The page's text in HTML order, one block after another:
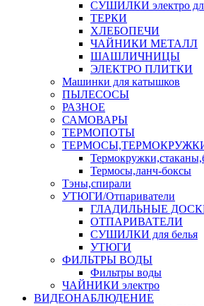
СУШИЛКИ электро
ТЕРКИ
ХЛЕБОПЕЧИ
ЧАЙНИКИ МЕТАЛЛ
ШАШЛИЧНИЦЫ
ЭЛЕКТРО ПЛИТКИ
Машинки для катышков
ПЫЛЕСОСЫ
РАЗНОЕ
САМОВАРЫ
ТЕРМОПОТЫ
Термосы,ланч-боксы
Тэны,спирали
УТЮГИ/Отпариватели
ГЛАДИЛЬНЫЕ
ОТПАРИВАТЕЛИ
СУШИЛКИ для белья
УТЮГИ
ФИЛЬТРЫ ВОДЫ
Фильтры воды
ЧАЙНИКИ электро
ВИДЕОНАБЛЮДЕНИЕ